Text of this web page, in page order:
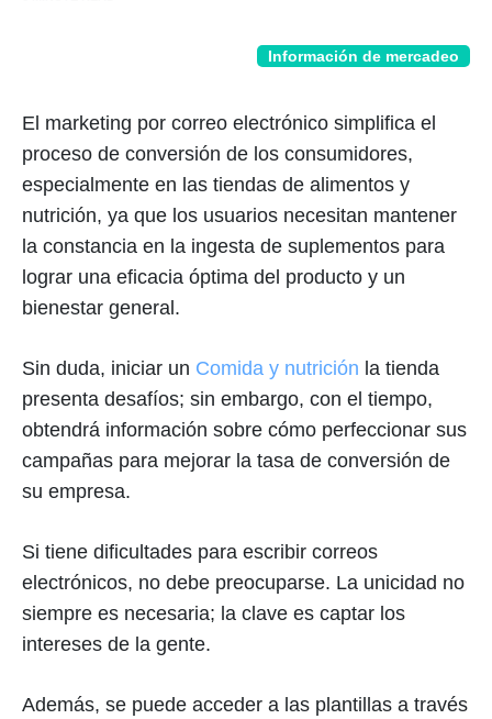
Información de mercadeo
El marketing por correo electrónico simplifica el
proceso de conversión de los consumidores,
especialmente en las tiendas de alimentos y
nutrición, ya que los usuarios necesitan mantener
la constancia en la ingesta de suplementos para
lograr una eficacia óptima del producto y un
bienestar general.
Sin duda, iniciar un Comida y nutrición la tienda
presenta desafíos; sin embargo, con el tiempo,
obtendrá información sobre cómo perfeccionar sus
campañas para mejorar la tasa de conversión de
su empresa.
Si tiene dificultades para escribir correos
electrónicos, no debe preocuparse. La unicidad no
siempre es necesaria; la clave es captar los
intereses de la gente.
Además, se puede acceder a las plantillas a través